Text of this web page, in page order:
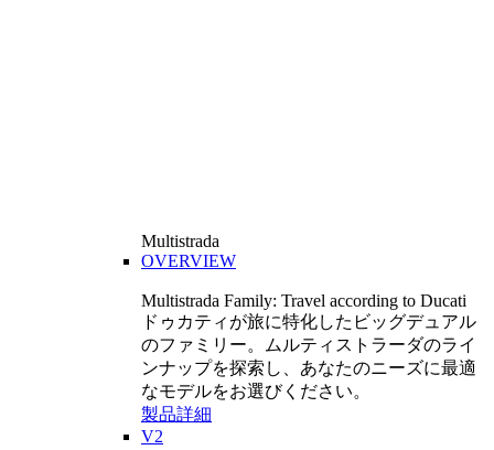
Multistrada
OVERVIEW
Multistrada Family: Travel according to Ducati
ドゥカティが旅に特化したビッグデュアル
のファミリー。ムルティストラーダのライ
ンナップを探索し、あなたのニーズに最適
なモデルをお選びください。
製品詳細
V2